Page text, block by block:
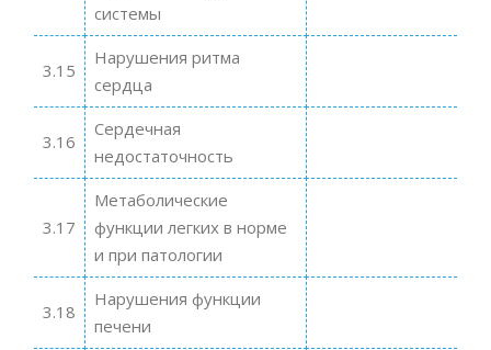
системы
3.15
Нарушения ритма
сердца
3.16
Сердечная
недостаточность
3.17
Метаболические
функции легких в норме
и при патологии
3.18
Нарушения функции
печени